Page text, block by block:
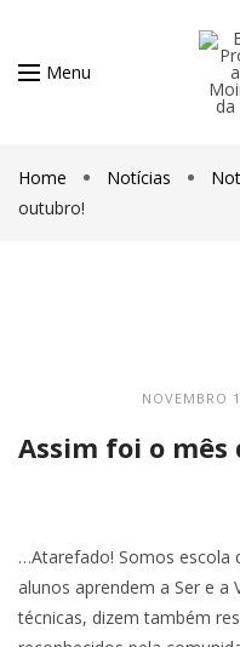
Menu
Home Notícias
outubro!
Assim foi o
…Atarefado! Somos escola
alunos aprendem a Ser e a
técnicas, dizem também